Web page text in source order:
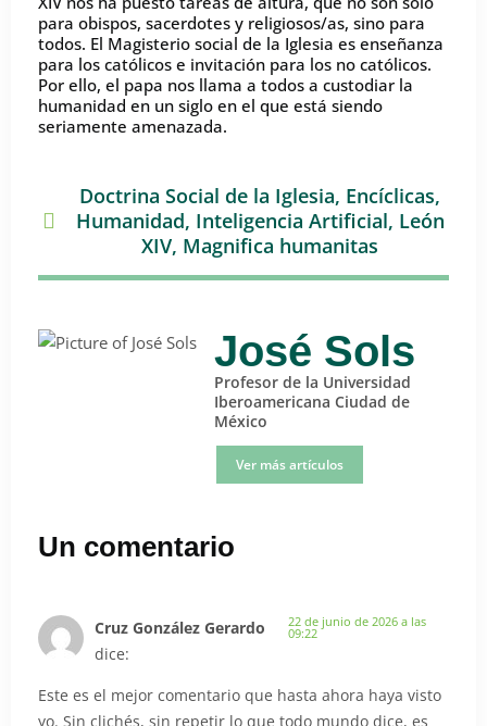
para obispos, sacerdotes y religiosos/as, sino para
todos. El Magisterio social de la Iglesia es enseñanza
para los católicos e invitación para los no católicos.
Por ello, el papa nos llama a todos a custodiar la
humanidad en un siglo en el que está siendo
seriamente amenazada.
Doctrina Social de la Iglesia, Encíclicas,
Humanidad, Inteligencia Artificial, León
XIV, Magnifica humanitas
José Sols
Profesor de la Universidad
Iberoamericana Ciudad de
México
Ver más artículos
Un comentario
Cruz González Gerardo
dice:
22 de junio de 2026 a las
09:22
Este es el mejor comentario que hasta ahora haya visto
yo. Sin clichés, sin repetir lo que todo mundo dice, es